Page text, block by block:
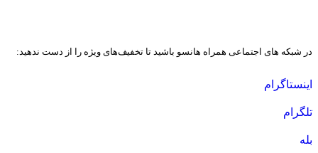
در شبکه های اجتماعی همراه هانسو باشید تا تخفیف‌های ویژه را از دست ندهید:
اینستاگرام
تلگرام
بله